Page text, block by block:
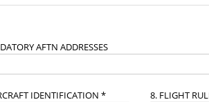
AFTN ADDRESSES
IDENTIFICATION * 8. FLIGHT